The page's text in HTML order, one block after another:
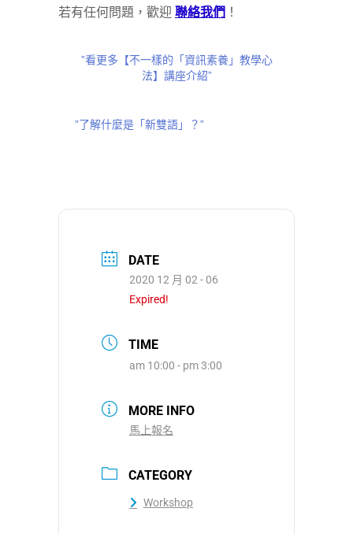
若有任何問題，歡迎 聯絡我們 ！
”看更多【不一樣的「資訊素養」教學心
法】講座介紹”
”了解什麼是「新雙語」？”
DATE
2020 12 月 02 - 06
Expired!
TIME
am 10:00 - pm 3:00
MORE INFO
馬上報名
CATEGORY
Workshop